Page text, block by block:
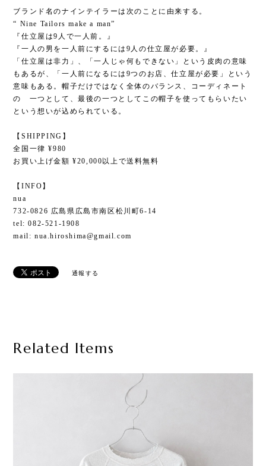
ブランド名のナインテイラーは次のことに由来する。
“ Nine Tailors make a man”
『仕立屋は9人で一人前。』
『一人の男を一人前にするには9人の仕立屋が必要。』
「仕立屋は非力」、「一人じゃ何もできない」という皮肉の意味
もあるが、「一人前になるには9つのお店、仕立屋が必要」という
意味もある。帽子だけではなく全体のバランス、コーディネート
の 一つとして、最後の一つとしてこの帽子を使ってもらいたい
という想いが込められている。
【SHIPPING】
全国一律 ¥980
お買い上げ金額 ¥20,000以上で送料無料
【INFO】
nua
732-0826 広島県広島市南区松川町6-14
tel: 082-521-1908
mail: nua.hiroshima@gmail.com
通報する
Related Items